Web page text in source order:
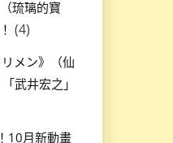
琉璃的寶
(4)
メン》（仙
武井宏之」
10月新動畫